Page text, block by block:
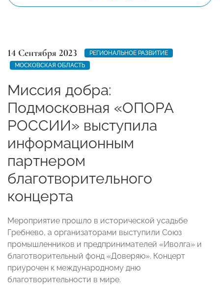
14 Сентября 2023
РЕГИОНАЛЬНОЕ РАЗВИТИЕ
МОСКОВСКАЯ ОБЛАСТЬ
Миссия добра:
Подмосковная «ОПОРА
РОССИИ» выступила
информационным
партнером
благотворительного
концерта
Мероприятие прошло в исторической усадьбе
Гребнево, а организаторами выступили Союз
промышленников и предпринимателей «Иволга» и
благотворительный фонд «Доверяю». Концерт
приурочен к международному дню
благотворительности в мире.